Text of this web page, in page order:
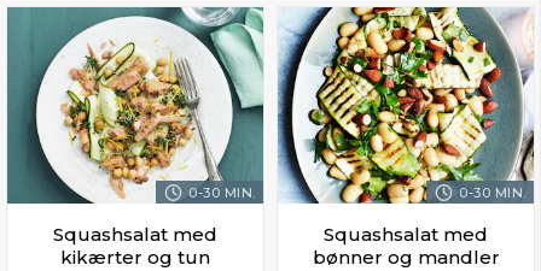
0-30 MIN.
Squashsalat med
kikærter og tun
0-30 MIN.
Squashsalat med
bønner og mandler